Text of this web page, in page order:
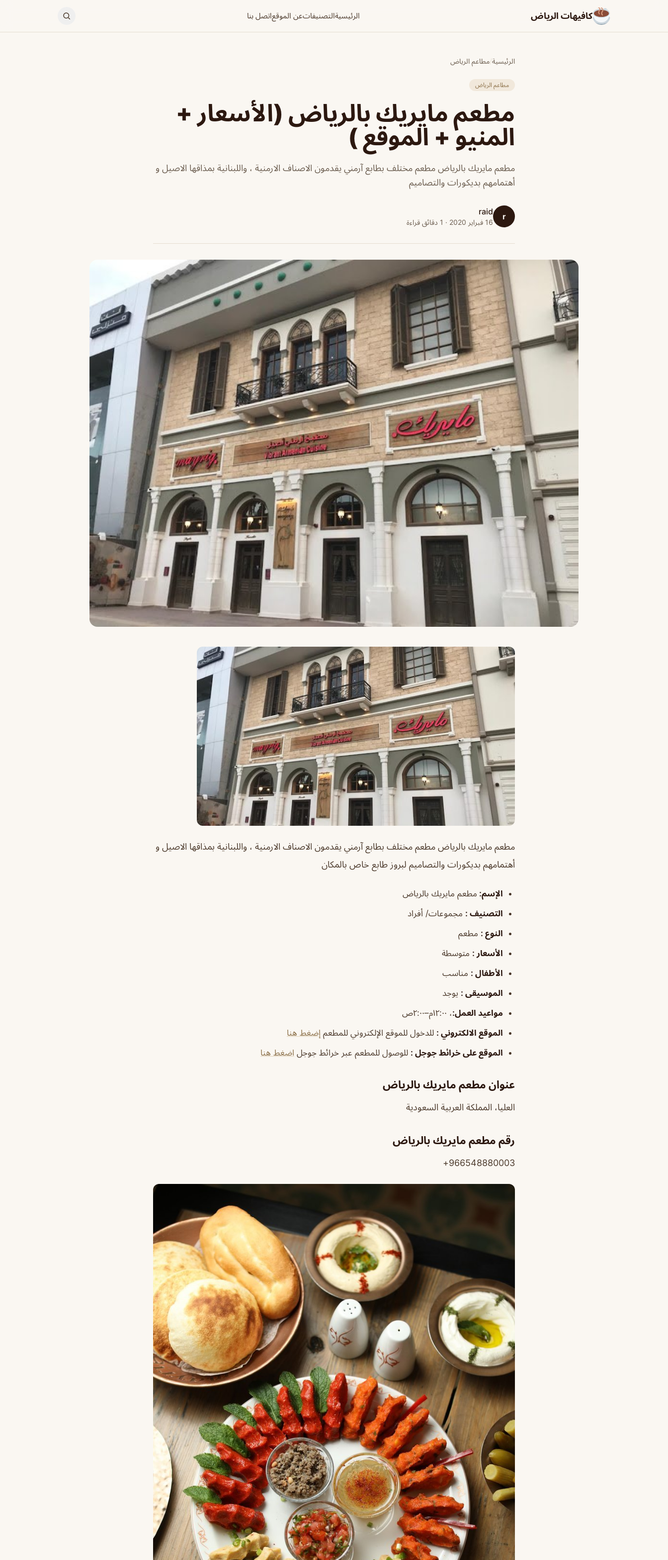
كافيهات الرياض الرئيسيةالتصنيفاتعن الموقعاتصل بنا
الرئيسية/مطاعم الرياض
مطاعم الرياض
مطعم مايريك بالرياض (الأسعار +
المنيو + الموقع )
مطعم مايريك بالرياض مطعم مختلف بطابع آرمني يقدمون الاصناف الارمنية ، واللبنانية بمذاقها الاصيل و
أهتمامهم بديكورات والتصاميم
r
raid
16 فبراير 2020 · 1 دقائق قراءة
مطعم مايريك بالرياض مطعم مختلف بطابع آرمني يقدمون الاصناف الارمنية ، واللبنانية بمذاقها الاصيل و
أهتمامهم بديكورات والتصاميم لبروز طابع خاص بالمكان
الإسم: مطعم مايريك بالرياض
التصنيف : مجموعات/ أفراد
النوع : مطعم
الأسعار : متوسطة
الأطفال : مناسب
الموسيقى : يوجد
مواعيد العمل:، ١٢:٠٠م–٢:٠٠ص
الموقع الالكتروني : للدخول للموقع الإلكتروني للمطعم إضغط هنا
الموقع على خرائط جوجل : للوصول للمطعم عبر خرائط جوجل اضغط هنا
عنوان مطعم مايريك بالرياض
العليا، المملكة العربية السعودية
رقم مطعم مايريك بالرياض
966548880003+